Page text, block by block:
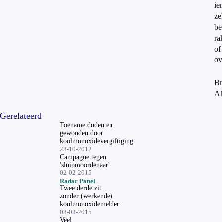
of
Gerelateerd
Toename doden en
gewonden door
koolmonoxidevergiftiging
23-10-2012
Campagne tegen
'sluipmoordenaar'
02-02-2015
Radar Panel
Twee derde zit
zonder (werkende)
koolmonoxidemelder
03-03-2015
Veel